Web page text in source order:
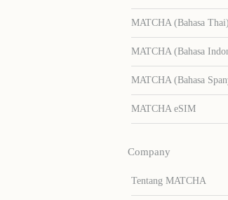
MATCHA (Bahasa Thai)
MATCHA (Bahasa
MATCHA (Bahasa
MATCHA eSIM
Company
Tentang MATCHA